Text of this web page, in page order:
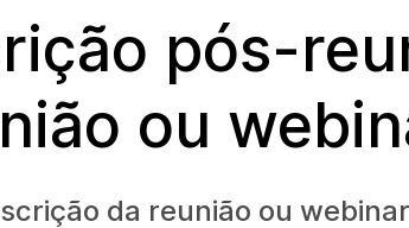
pós-
ou
da reunião ou